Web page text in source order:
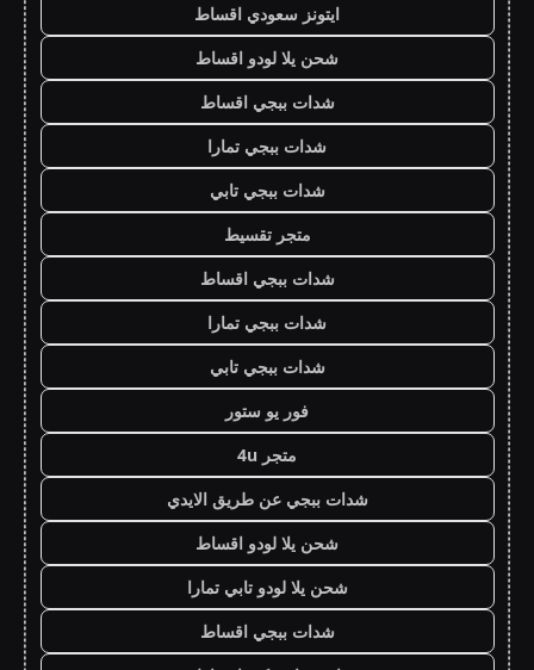
ايتونز سعودي اقساط
شحن يلا لودو اقساط
شدات ببجي اقساط
شدات ببجي تمارا
شدات ببجي تابي
متجر تقسيط
شدات ببجي اقساط
شدات ببجي تمارا
شدات ببجي تابي
فور يو ستور
متجر 4u
شدات ببجي عن طريق الايدي
شحن يلا لودو اقساط
شحن يلا لودو تابي تمارا
شدات ببجي اقساط